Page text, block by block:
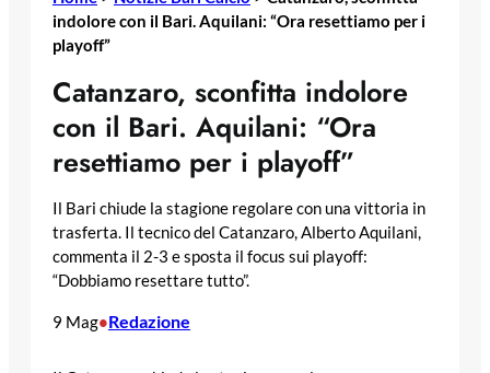
indolore con il Bari. Aquilani: “Ora resettiamo per i
playoff”
Catanzaro, sconfitta indolore
con il Bari. Aquilani: “Ora
resettiamo per i playoff”
Il Bari chiude la stagione regolare con una vittoria in
trasferta. Il tecnico del Catanzaro, Alberto Aquilani,
commenta il 2-3 e sposta il focus sui playoff:
“Dobbiamo resettare tutto”.
9 Mag•Redazione